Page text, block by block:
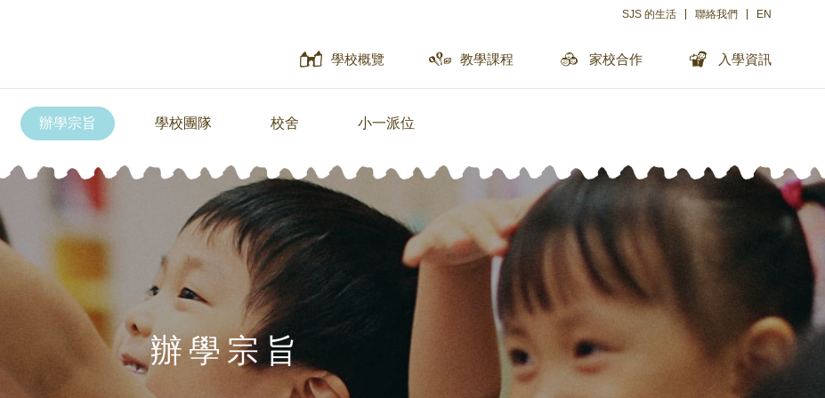
SJS 的生活 聯絡我們 EN
學校概覽 教學課程 家校合作 入學資訊
辦學宗旨 學校團隊 校舍 小一派位
辦學宗旨